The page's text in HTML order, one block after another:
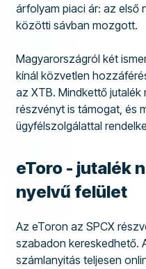
árfolyam piaci ár: az első
közötti sávban mozgott.
Magyarországról két
kínál közvetlen
az XTB. Mindkettő
részvényt is támogat, és
ügyfélszolgálattal
eToro - jutalék
nyelvű felület
Az eToron az SPCX
szabadon kereskedhető.
számlanyitás teljesen